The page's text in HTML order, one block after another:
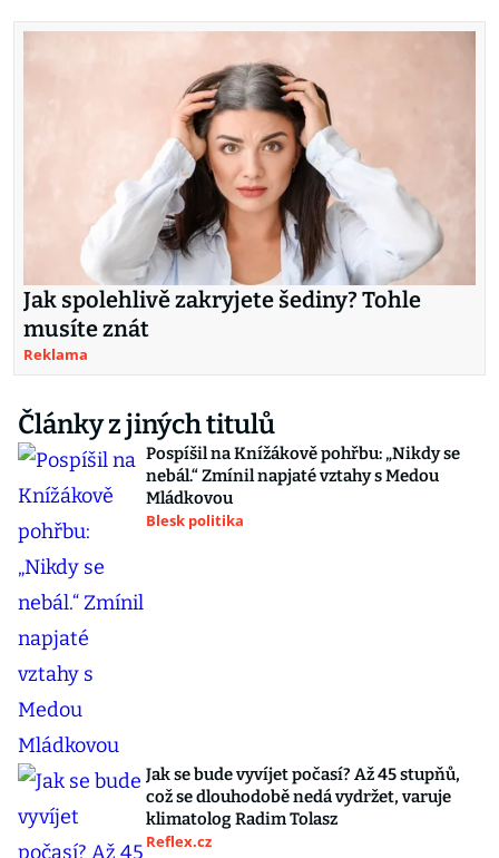
Jak spolehlivě zakryjete šediny? Tohle
musíte znát
Reklama
Články z jiných titulů
Pospíšil na Knížákově pohřbu: „Nikdy se
nebál.“ Zmínil napjaté vztahy s Medou
Mládkovou
Blesk politika
Jak se bude vyvíjet počasí? Až 45 stupňů,
což se dlouhodobě nedá vydržet, varuje
klimatolog Radim Tolasz
Reflex.cz